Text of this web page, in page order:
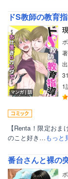
マンガ｜話
1
【Renta！限定お
のこと好き…もっと
番台さんと裸の